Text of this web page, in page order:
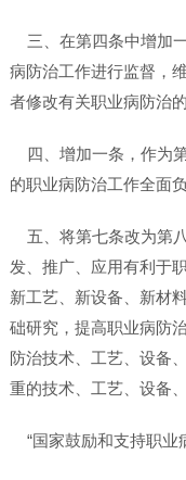
三、在第四条中增加
病防治工作进行监督，
者修改有关职业病防治
四、增加一条，作为
的职业病防治工作全面
五、将第七条改为第
发、推广、应用有利于
新工艺、新设备、新材
础研究，提高职业病防
防治技术、工艺、设备
重的技术、工艺、设备、
“国家鼓励和支持职业